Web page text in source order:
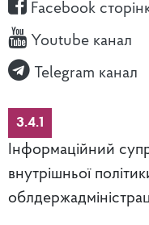
Facebook
Youtube канал
Telegram канал
3.4.1
Інформаційний
внутрішньої